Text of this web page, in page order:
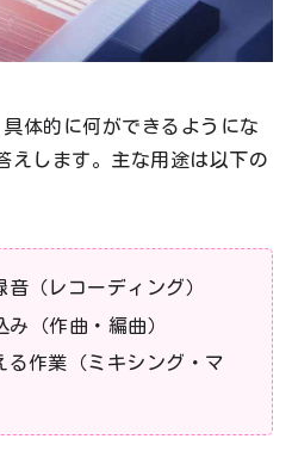
具体的に何ができるようにな
えします。主な用途は以下の
（レコーディング）
み（作曲・編曲）
る作業（ミキシング・マ